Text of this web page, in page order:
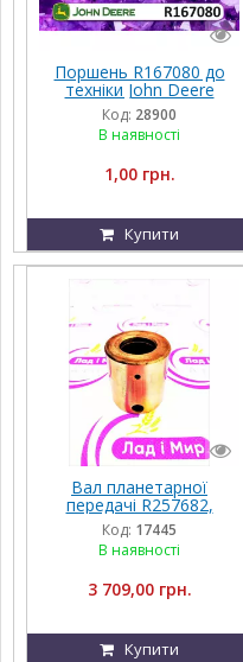
Поршень R167080 до
техніки John Deere
Код: 28900
В наявності
1,00 грн.
Купити
Вал планетарної
передачі R257682,
RE271054 John Deere
Код: 17445
В наявності
3 709,00 грн.
Купити